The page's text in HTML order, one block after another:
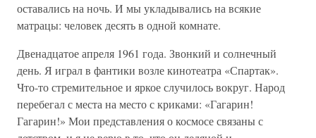
оставались на ночь. И мы укладывались на всякие
матрацы: человек десять в одной комнате.
Двенадцатое апреля 1961 года. Звонкий и солнечный
день. Я играл в фантики возле кинотеатра «Спартак».
Что-то стремительное и яркое случилось вокруг. Народ
перебегал с места на место с криками: «Гагарин!
Гагарин!» Мои представления о космосе связаны с